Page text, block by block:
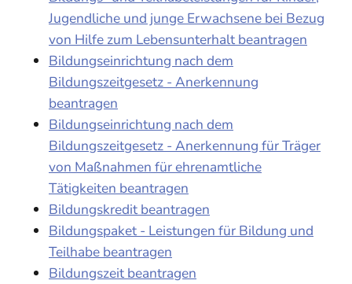
Jugendliche und junge Erwachsene bei Bezug
von Hilfe zum Lebensunterhalt beantragen
Bildungseinrichtung nach dem
Bildungszeitgesetz - Anerkennung
beantragen
Bildungseinrichtung nach dem
Bildungszeitgesetz - Anerkennung für Träger
von Maßnahmen für ehrenamtliche
Tätigkeiten beantragen
Bildungskredit beantragen
Bildungspaket - Leistungen für Bildung und
Teilhabe beantragen
Bildungszeit beantragen